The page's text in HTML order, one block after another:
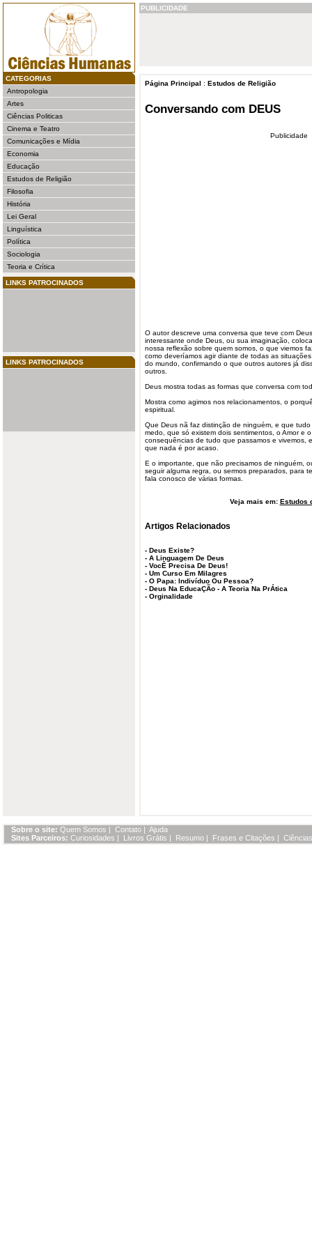
CATEGORIAS
Antropologia
Artes
Ciências Politicas
Cinema e Teatro
Comunicações e Mídia
Economia
Educação
Estudos de Religião
Filosofia
História
Lei Geral
Linguística
Política
Sociologia
Teoria e Crítica
LINKS PATROCINADOS
LINKS PATROCINADOS
PUBLICIDADE
Página Principal : Estudos de Religião
Conversando com DEUS
Publicidade
O autor descreve uma conversa que teve com
interessante onde Deus, ou sua imaginação,
nossa reflexão sobre quem somos, o que viemos
como deveríamos agir diante de todas as
do mundo, confirmando o que outros autores já
outros.
Deus mostra todas as formas que conversa com
Mostra como agimos nos relacionamentos, o
espiritual.
Que Deus nã faz distinção de ninguém, e que
medo, que só existem dois sentimentos, o Amor e
consequências de tudo que passamos e vivemos,
que nada é por acaso.
E o importante, que não precisamos de ninguém,
seguir alguma regra, ou sermos preparados, para
fala conosco de várias formas.
Veja mais em: Estudos
Artigos Relacionados
- Deus Existe?
- A Linguagem De Deus
- VocÊ Precisa De Deus!
- Um Curso Em Milagres
- O Papa: Indivíduo Ou Pessoa?
- Deus Na EducaÇÃo - A Teoria Na PrÁtica
- Orginalidade
Sobre o site: Quem Somos | Contato | Ajuda
Sites Parceiros: Curiosidades | Livros Grátis | Resumo | Frases e Citações |